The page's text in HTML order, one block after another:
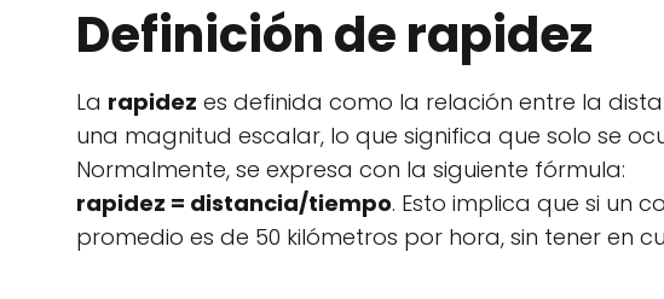
Definición de rapidez
La rapidez es definida como la relación entre la
una magnitud escalar, lo que significa que solo se
Normalmente, se expresa con la siguiente fórmula:
rapidez = distancia/tiempo. Esto implica que si un
promedio es de 50 kilómetros por hora, sin tener en